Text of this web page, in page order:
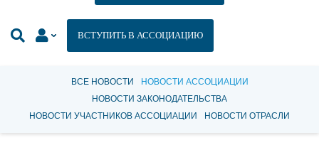
ВСТУПИТЬ В АССОЦИАЦИЮ
ВСЕ НОВОСТИ
НОВОСТИ АССОЦИАЦИИ
НОВОСТИ ЗАКОНОДАТЕЛЬСТВА
НОВОСТИ УЧАСТНИКОВ АССОЦИАЦИИ
НОВОСТИ ОТРАСЛИ